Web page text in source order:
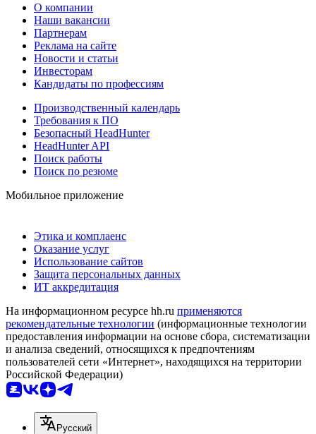
О компании
Наши вакансии
Партнерам
Реклама на сайте
Новости и статьи
Инвесторам
Кандидаты по профессиям
Производственный календарь
Требования к ПО
Безопасный HeadHunter
HeadHunter API
Поиск работы
Поиск по резюме
Мобильное приложение
Этика и комплаенс
Оказание услуг
Использование сайтов
Защита персональных данных
ИТ аккредитация
На информационном ресурсе hh.ru применяются
рекомендательные технологии (информационные технологии
предоставления информации на основе сбора, систематизации
и анализа сведений, относящихся к предпочтениям
пользователей сети «Интернет», находящихся на территории
Российской Федерации)
Русский